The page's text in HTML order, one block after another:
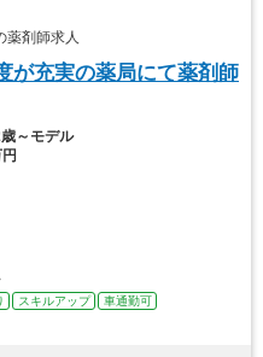
剤師求人
が充実の薬局にて薬剤師
～モデル
スキルアップ
車通勤可